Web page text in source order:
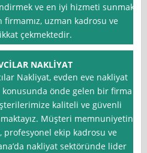
ve en iyi hizmeti sunmak
firmamız, uzman kadrosu ve
çekmektedir.
NAKLİYAT
Nakliyat, evden eve nakliyat
önde gelen bir firma
kaliteli ve güvenli
Müşteri memnuniyetini
profesyonel ekip kadrosu ve
nakliyat sektöründe lider